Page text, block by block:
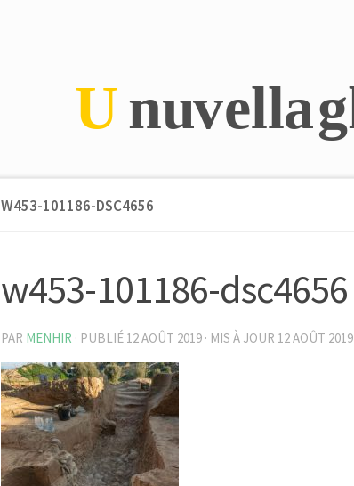
W453-101186-DSC4656
w453-101186-dsc4656
PAR MENHIR · PUBLIÉ 12 AOÛT 2019 · MIS À JOUR 12 AOÛT 2019